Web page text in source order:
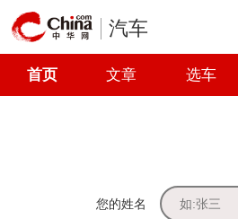
汽车
首页 文章 选车
您的姓名